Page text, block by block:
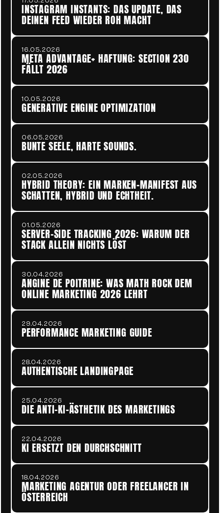
INSTAGRAM INSTANTS: DAS UPDATE, DAS
DEINEN FEED WIEDER ROH MACHT
16.05.2026
META ADVANTAGE+ HAFTUNG: SECTION 230
FÄLLT 2026
10.05.2026
GENERATIVE ENGINE OPTIMIZATION
06.05.2026
BUNTE SEELE, HARTE SOUNDS.
02.05.2026
HYBRID THEORY: EIN MARKEN-MANIFEST AUS
SCHATTEN, HYBRID UND ECHTHEIT.
01.05.2026
SERVER-SIDE TRACKING 2026: WARUM DER
STACK ALLEIN NICHTS LÖST
30.04.2026
ANGINE DE POITRINE: WAS MATH ROCK DEM
ONLINE MARKETING 2026 LEHRT
29.04.2026
PERFORMANCE MARKETING GUIDE
28.04.2026
AUTHENTISCHE LANDINGPAGE
25.04.2026
DIE ANTI-KI-ÄSTHETIK DES MARKETINGS
22.04.2026
KI ERSETZT DEN DURCHSCHNITT
18.04.2026
MARKETING AGENTUR ODER FREELANCER IN
ÖSTERREICH